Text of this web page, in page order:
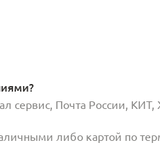
сервис, Почта России,
либо картой по